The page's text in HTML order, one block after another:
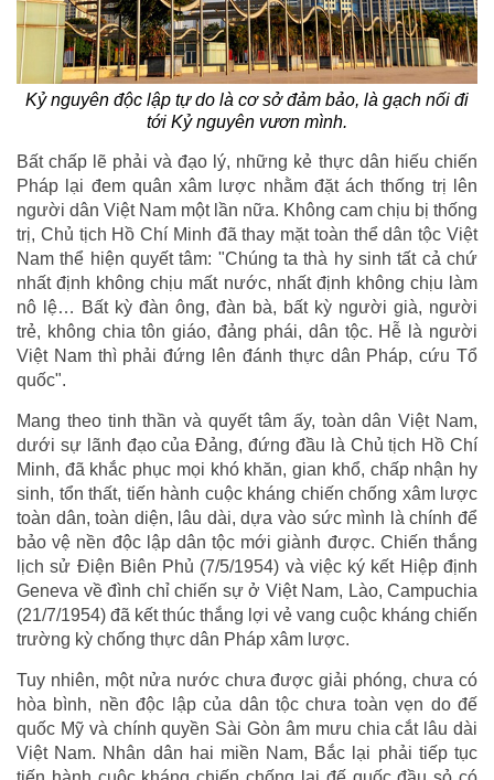
Kỷ nguyên độc lập tự do là cơ sở đảm bảo, là gạch nối đi
tới Kỷ nguyên vươn mình.
Bất chấp lẽ phải và đạo lý, những kẻ thực dân hiếu chiến
Pháp lại đem quân xâm lược nhằm đặt ách thống trị lên
người dân Việt Nam một lần nữa. Không cam chịu bị thống
trị, Chủ tịch Hồ Chí Minh đã thay mặt toàn thể dân tộc Việt
Nam thể hiện quyết tâm: "Chúng ta thà hy sinh tất cả chứ
nhất định không chịu mất nước, nhất định không chịu làm
nô lệ… Bất kỳ đàn ông, đàn bà, bất kỳ người già, người
trẻ, không chia tôn giáo, đảng phái, dân tộc. Hễ là người
Việt Nam thì phải đứng lên đánh thực dân Pháp, cứu Tổ
quốc".
Mang theo tinh thần và quyết tâm ấy, toàn dân Việt Nam,
dưới sự lãnh đạo của Đảng, đứng đầu là Chủ tịch Hồ Chí
Minh, đã khắc phục mọi khó khăn, gian khổ, chấp nhận hy
sinh, tổn thất, tiến hành cuộc kháng chiến chống xâm lược
toàn dân, toàn diện, lâu dài, dựa vào sức mình là chính để
bảo vệ nền độc lập dân tộc mới giành được. Chiến thắng
lịch sử Điện Biên Phủ (7/5/1954) và việc ký kết Hiệp định
Geneva về đình chỉ chiến sự ở Việt Nam, Lào, Campuchia
(21/7/1954) đã kết thúc thắng lợi vẻ vang cuộc kháng chiến
trường kỳ chống thực dân Pháp xâm lược.
Tuy nhiên, một nửa nước chưa được giải phóng, chưa có
hòa bình, nền độc lập của dân tộc chưa toàn vẹn do đế
quốc Mỹ và chính quyền Sài Gòn âm mưu chia cắt lâu dài
Việt Nam. Nhân dân hai miền Nam, Bắc lại phải tiếp tục